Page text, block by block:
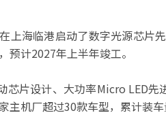
上海临港启动了数字光源芯片
预计2027年上半年竣工。
芯片设计、大功率Micro LED
主机厂超过30款车型，累计装车